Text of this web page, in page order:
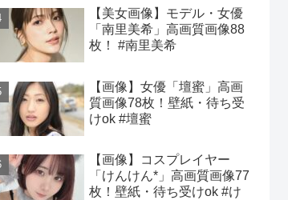
【美女画像】モデル・女優
「南里美希」高画質画像88
枚！ #南里美希
【画像】女優「壇蜜」高画
質画像78枚！壁紙・待ち受
けok #壇蜜
【画像】コスプレイヤー
「けんけん*」高画質画像77
枚！壁紙・待ち受けok #け